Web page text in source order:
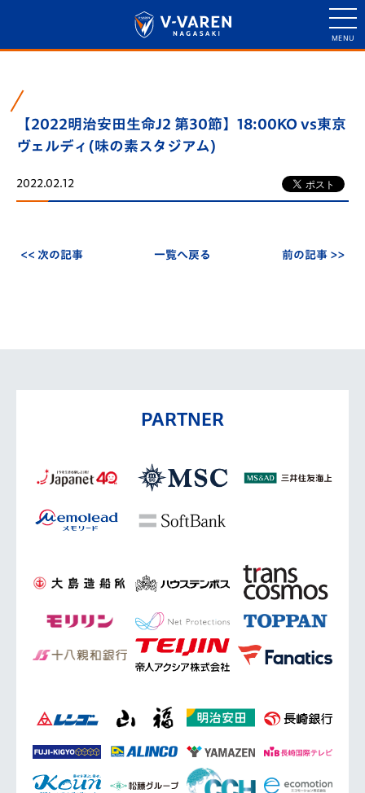
【2022明治安田生命J2 第30節】18:00KO vs東京
ヴェルディ(味の素スタジアム)
2022.02.12
<< 次の記事 一覧へ戻る 前の記事 >>
PARTNER